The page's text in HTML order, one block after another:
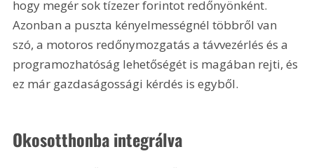
hogy megér sok tízezer forintot redőnyönként.
Azonban a puszta kényelmességnél többről van
szó, a motoros redőnymozgatás a távvezérlés és a
programozhatóság lehetőségét is magában rejti, és
ez már gazdaságossági kérdés is egyből.
Okosotthonba integrálva